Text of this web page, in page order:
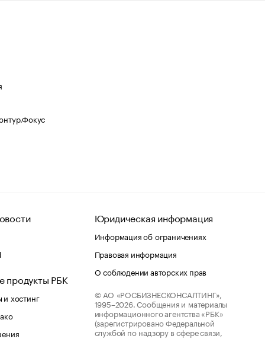
продукты РБК
хостинг
Юридическая информация
Информация об ограничениях
Правовая информация
О соблюдении авторских прав
© АО «РОСБИЗНЕСКОНСАЛТИНГ»,
1995–2026. Сообщения и материалы
информационного агентства «РБК»
(зарегистрировано Федеральной
службой по надзору в сфере связи,